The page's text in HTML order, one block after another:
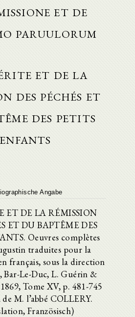
et de
paruulorum
et de la
des péchés et
des petits
enfants
Angabe
ET DE LA RÉMISSION
ET DU BAPTÊME DES
Oeuvres complètes
traduites pour la
français, sous la direction
Bar-Le-Duc, L. Guérin &
Tome XV, p. 481-745
M. l’abbé COLLERY.
Französisch)